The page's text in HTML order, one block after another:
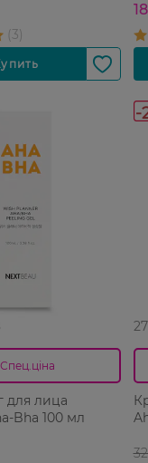
для лица
Bha 100 мл
-